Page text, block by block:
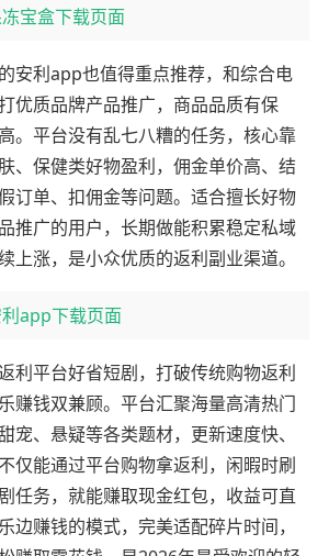
宝盒下载页面
安利app也值得重点推荐，和综合电
优质品牌产品推广，商品品质有保
。平台没有乱七八糟的任务，核心靠
、保健类好物盈利，佣金单价高、结
订单、扣佣金等问题。适合擅长好物
推广的用户，长期做能积累稳定私域
上涨，是小众优质的返利副业渠道。
app下载页面
利平台好省短剧，打破传统购物返利
赚钱双兼顾。平台汇聚海量高清热门
宠、悬疑等各类题材，更新速度快、
仅能通过平台购物拿返利，闲暇时刷
任务，就能赚取现金红包，收益可直
边赚钱的模式，完美适配碎片时间，